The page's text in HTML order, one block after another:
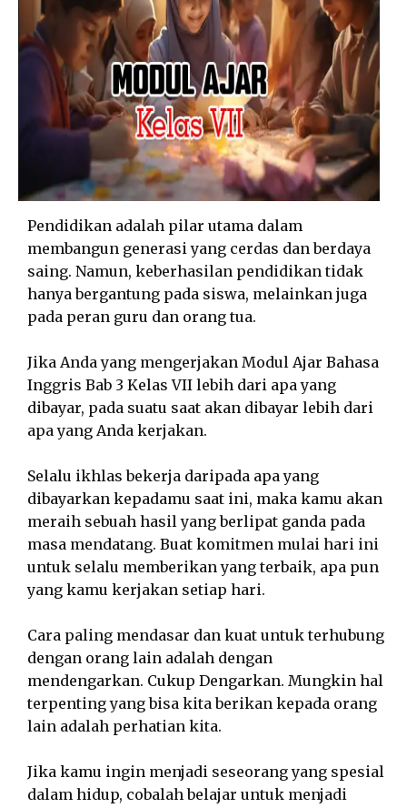
Pendidikan adalah pilar utama dalam
membangun generasi yang cerdas dan berdaya
saing. Namun, keberhasilan pendidikan tidak
hanya bergantung pada siswa, melainkan juga
pada peran guru dan orang tua.
Jika Anda yang mengerjakan Modul Ajar Bahasa
Inggris Bab 3 Kelas VII lebih dari apa yang
dibayar, pada suatu saat akan dibayar lebih dari
apa yang Anda kerjakan.
Selalu ikhlas bekerja daripada apa yang
dibayarkan kepadamu saat ini, maka kamu akan
meraih sebuah hasil yang berlipat ganda pada
masa mendatang. Buat komitmen mulai hari ini
untuk selalu memberikan yang terbaik, apa pun
yang kamu kerjakan setiap hari.
Cara paling mendasar dan kuat untuk terhubung
dengan orang lain adalah dengan
mendengarkan. Cukup Dengarkan. Mungkin hal
terpenting yang bisa kita berikan kepada orang
lain adalah perhatian kita.
Jika kamu ingin menjadi seseorang yang spesial
dalam hidup, cobalah belajar untuk menjadi